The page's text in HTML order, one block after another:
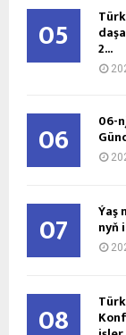
05 2...
06 06-
07 Ýaş
nyň
08